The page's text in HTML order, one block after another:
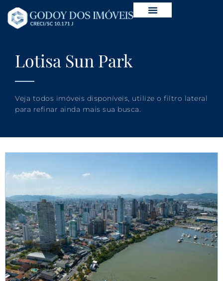
Lotisa Sun Park
Veja todos imóveis disponíveis, utilize o filtro lateral
para refinar ainda mais sua busca.